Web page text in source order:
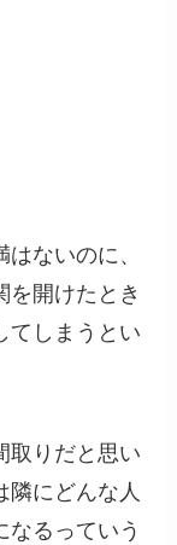
ないのに、
を開けたとき
てしまうとい
取りだと思い
隣にどんな人
なるっていう